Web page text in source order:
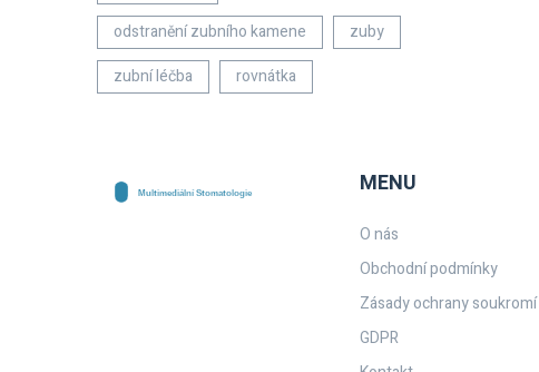
odstranění zubního kamene
zuby
zubní léčba
rovnátka
MENU
O nás
Obchodní podmínky
Zásady ochrany soukromí
GDPR